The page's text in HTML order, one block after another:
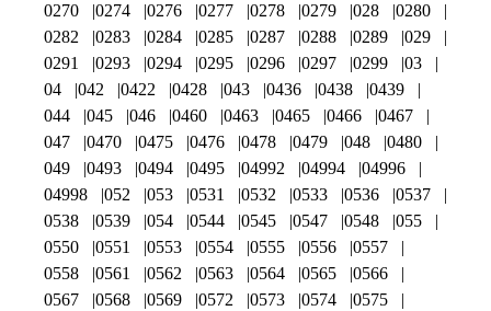
0270
0274 0276 0277 0278 0279 028
0280
0282
0283 0284 0285 0287 0288 0289
029
0291
0293 0294 0295 0296 0297 0299
03
04
042 0422 0428 043 0436 0438
0439
044
045 046 0460 0463 0465 0466
0467
047
0470 0475 0476 0478 0479 048
0480
049
0493 0494 0495 04992 04994
04996
04998
052 053 0531 0532 0533 0536
0537
0538
0539 054 0544 0545 0547 0548
055
0550
0551 0553 0554 0555 0556
0557
0558
0561 0562 0563 0564 0565
0566
0567
0568 0569 0572 0573 0574
0575